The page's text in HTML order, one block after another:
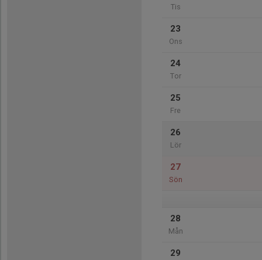
Tis
23
Ons
24
Tor
25
Fre
26
Lör
27
Sön
28
Mån
29